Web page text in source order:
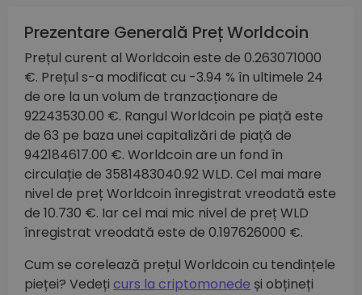
Prezentare Generală Preț Worldcoin
Prețul curent al Worldcoin este de 0.263071000
€. Prețul s-a modificat cu -3.94 % în ultimele 24
de ore la un volum de tranzacționare de
92243530.00 €. Rangul Worldcoin pe piață este
de 63 pe baza unei capitalizări de piață de
942184617.00 €. Worldcoin are un fond în
circulație de 3581483040.92 WLD. Cel mai mare
nivel de preț Worldcoin înregistrat vreodată este
de 10.730 €. Iar cel mai mic nivel de preț WLD
înregistrat vreodată este de 0.197626000 €.
Cum se corelează prețul Worldcoin cu tendințele
pieței? Vedeți curs la criptomonede și obțineți